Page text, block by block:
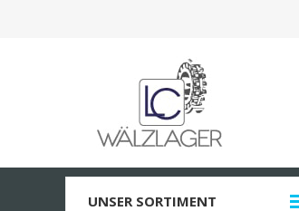
UNSER SORTIMENT